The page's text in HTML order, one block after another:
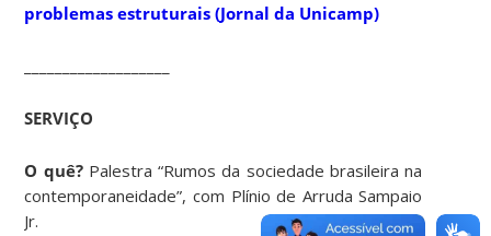
problemas estruturais (Jornal da Unicamp)
SERVIÇO
O quê?Palestra “Rumos da sociedade brasileira na
contemporaneidade”, com Plínio de Arruda Sampaio
Jr.